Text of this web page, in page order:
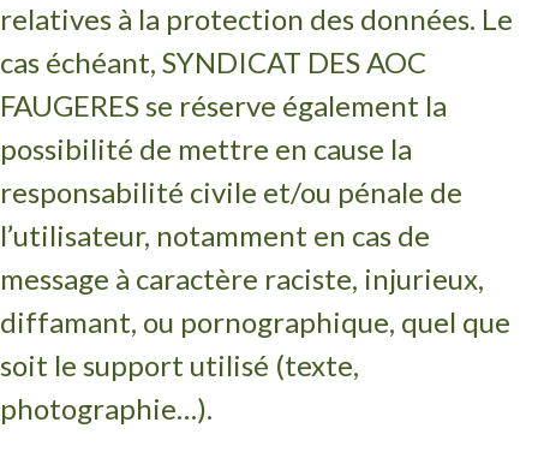
relatives à la protection des données. Le
cas échéant, SYNDICAT DES AOC
FAUGERES se réserve également la
possibilité de mettre en cause la
responsabilité civile et/ou pénale de
l’utilisateur, notamment en cas de
message à caractère raciste, injurieux,
diffamant, ou pornographique, quel que
soit le support utilisé (texte,
photographie…).